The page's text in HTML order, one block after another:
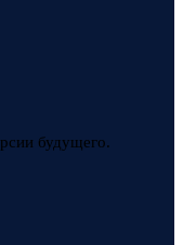
будущего.